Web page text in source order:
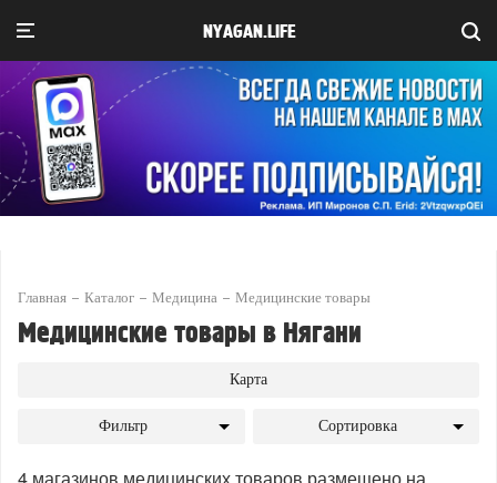
NYAGAN.LIFE
Главная Каталог Медицина Медицинские товары
Медицинские товары в Нягани
Карта
Фильтр Сортировка